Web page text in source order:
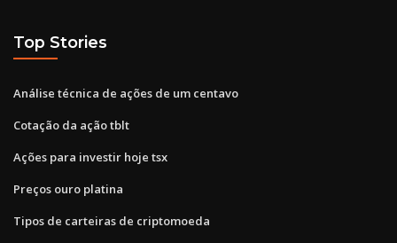
Top Stories
Análise técnica de ações de um centavo
Cotação da ação tblt
Ações para investir hoje tsx
Preços ouro platina
Tipos de carteiras de criptomoeda